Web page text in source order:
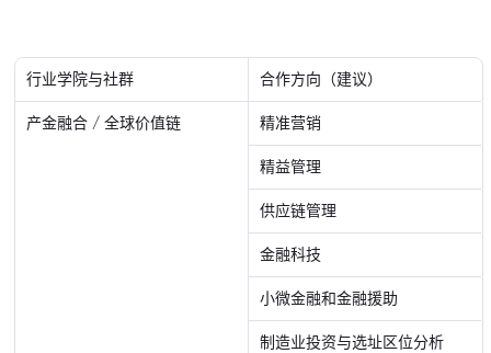
行业学院与社群 合作方向（建议）
产金融合 / 全球价值链 精准营销
精益管理
供应链管理
金融科技
小微金融和金融援助
制造业投资与选址区位分析